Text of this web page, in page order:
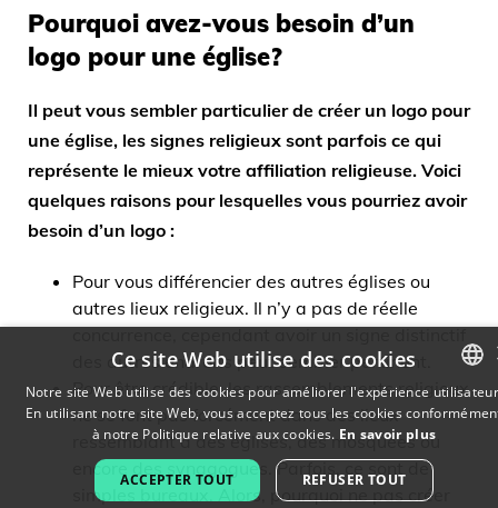
Pourquoi avez-vous besoin d’un
logo pour une église?
Il peut vous sembler particulier de créer un logo pour
une église, les signes religieux sont parfois ce qui
représente le mieux votre affiliation religieuse. Voici
quelques raisons pour lesquelles vous pourriez avoir
besoin d’un logo :
Pour vous différencier des autres églises ou
autres lieux religieux. Il n’y a pas de réelle
des autres endroits peut sembler pertinent.
Pour être crédible, les rassemblements religieux
ne se font pas forcément dans des lieux
ressemblant à des églises, des mosquées ou
encore des synagogues. Parfois, ce sont de
simples bureaux. Alors, pourquoi ne pas créer
ENGLISH
FRENCH
DUTCH
Ce site Web utilise des cookies
Notre site Web utilise des cookies pour améliorer l'expérience
En utilisant notre site Web, vous acceptez tous les cookies
à notre Politique relative aux cookies. En savoir plus
ACCEPTER TOUT REFUSER TOUT